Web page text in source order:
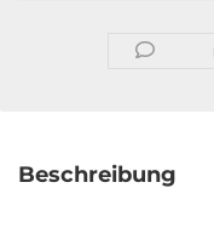
Beschreibung